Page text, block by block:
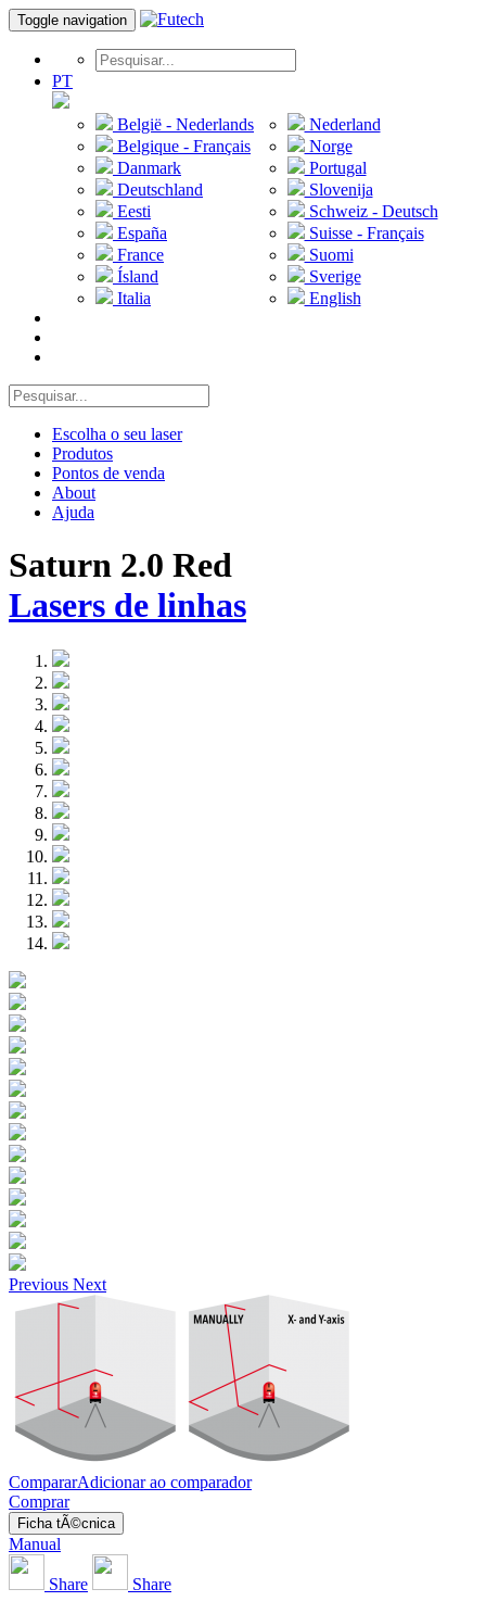
Toggle navigation
PT
België - Nederlands
Belgique - Français
Danmark
Deutschland
Eesti
España
France
Ísland
Italia
Nederland
Norge
Portugal
Slovenija
Schweiz - Deutsch
Suisse - Français
Suomi
Sverige
English
Escolha o seu laser
Produtos
Pontos de venda
About
Ajuda
Saturn 2.0 Red
Lasers de linhas
Previous Next
CompararAdicionar ao comparador
Comprar
Ficha tÃ©cnica
Manual
Share Share